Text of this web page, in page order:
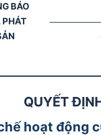
BÁO
PHÁT
QUYẾT
hoạt động